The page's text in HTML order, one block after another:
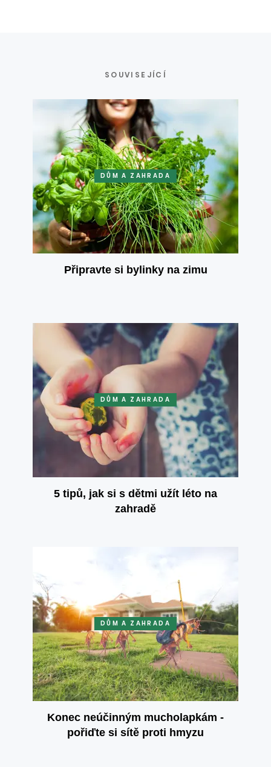
SOUVISEJÍCÍ
DŮM A ZAHRADA
Připravte si bylinky na zimu
DŮM A ZAHRADA
5 tipů, jak si s dětmi užít léto na
zahradě
DŮM A ZAHRADA
Konec neúčinným mucholapkám -
pořiďte si sítě proti hmyzu